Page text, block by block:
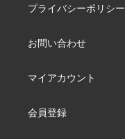
プライバシーポリシー
お問い合わせ
マイアカウント
会員登録